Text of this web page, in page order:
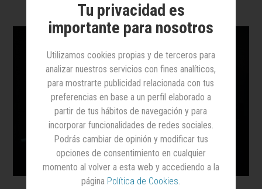
Tu privacidad es
importante para nosotros
Utilizamos cookies propias y de terceros para
analizar nuestros servicios con fines analíticos,
para mostrarte publicidad relacionada con tus
preferencias en base a un perfil elaborado a
partir de tus hábitos de navegación y para
incorporar funcionalidades de redes sociales.
Podrás cambiar de opinión y modificar tus
opciones de consentimiento en cualquier
momento al volver a esta web y accediendo a la
página Política de Cookies.